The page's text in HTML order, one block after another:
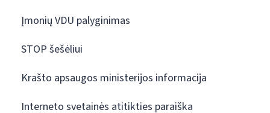
Įmonių VDU palyginimas
STOP šešėliui
Krašto apsaugos ministerijos informacija
Interneto svetainės atitikties paraiška